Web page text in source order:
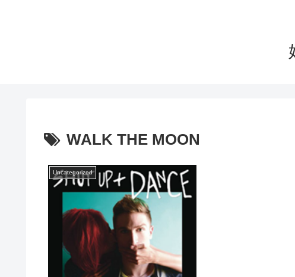
WALK THE MOON
Uncategorized